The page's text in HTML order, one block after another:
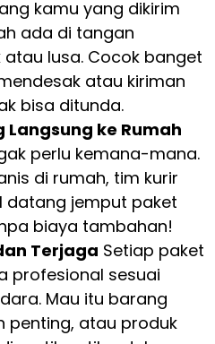
kamu yang dikirim
ada di tangan
lusa. Cocok banget
atau kiriman
bisa ditunda.
ke Rumah
perlu kemana-mana.
di rumah, tim kurir
datang jemput paket
biaya tambahan!
Terjaga Setiap paket
profesional sesuai
Mau itu barang
penting, atau produk